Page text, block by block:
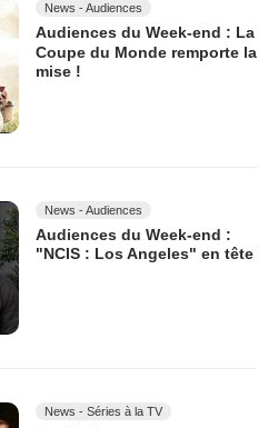
News - Audiences
Audiences du Week-end : La
Coupe du Monde remporte la
mise !
News - Audiences
Audiences du Week-end :
"NCIS : Los Angeles" en tête
News - Séries à la TV